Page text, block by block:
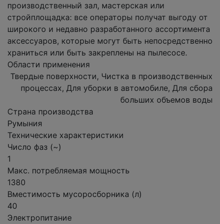
производственный зал, мастерская или
стройплощадка: все операторы получат выгоду от
широкого и недавно разработанного ассортимента
аксессуаров, которые могут быть непосредственно
храниться или быть закреплены на пылесосе.
Области применения
Твердые поверхности, Чистка в производственных
процессах, Для уборки в автомобиле, Для сбора
больших объемов воды
Страна производства
Румыния
Технические характеристики
Число фаз (~)
1
Макс. потребляемая мощность
1380
Вместимость мусоросборника (л)
40
Электропитание